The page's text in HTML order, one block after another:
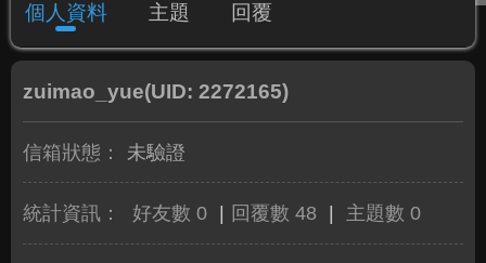
個人資料 主題 回覆
zuimao_yue(UID: 2272165)
信箱狀態： 未驗證
統計資訊： 好友數 0 回覆數 48 主題數 0